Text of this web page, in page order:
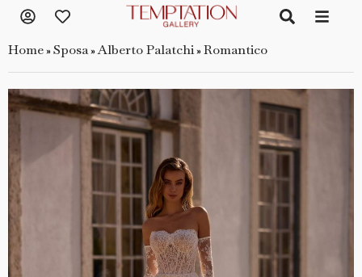
Home» Sposa»Alberto Palatchi» Romantico